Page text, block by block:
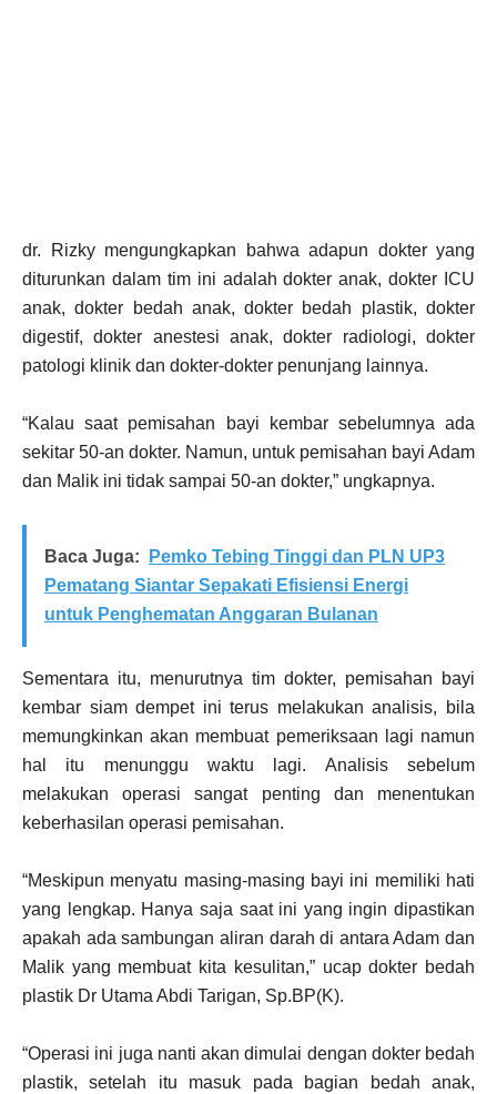
dr. Rizky mengungkapkan bahwa adapun dokter yang
diturunkan dalam tim ini adalah dokter anak, dokter ICU
anak, dokter bedah anak, dokter bedah plastik, dokter
digestif, dokter anestesi anak, dokter radiologi, dokter
patologi klinik dan dokter-dokter penunjang lainnya.
“Kalau saat pemisahan bayi kembar sebelumnya ada
sekitar 50-an dokter. Namun, untuk pemisahan bayi Adam
dan Malik ini tidak sampai 50-an dokter,” ungkapnya.
Baca Juga:
Pemko Tebing Tinggi dan PLN UP3
Pematang Siantar Sepakati Efisiensi Energi
untuk Penghematan Anggaran Bulanan
Sementara itu, menurutnya tim dokter, pemisahan bayi
kembar siam dempet ini terus melakukan analisis, bila
memungkinkan akan membuat pemeriksaan lagi namun
hal itu menunggu waktu lagi. Analisis sebelum
melakukan operasi sangat penting dan menentukan
keberhasilan operasi pemisahan.
“Meskipun menyatu masing-masing bayi ini memiliki hati
yang lengkap. Hanya saja saat ini yang ingin dipastikan
apakah ada sambungan aliran darah di antara Adam dan
Malik yang membuat kita kesulitan,” ucap dokter bedah
plastik Dr Utama Abdi Tarigan, Sp.BP(K).
“Operasi ini juga nanti akan dimulai dengan dokter bedah
plastik, setelah itu masuk pada bagian bedah anak,